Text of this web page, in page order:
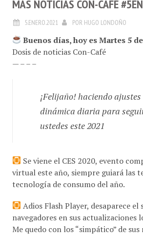
5.ENERO.2021 PORHUGO LONDOÑO
Buenos días, hoy es Martes 5 de
Dosis de noticias Con-Café
— – – –
dinámica diaria para
ustedes este 2021
virtual este año, siempre guiará las
tecnología de consumo del año.
navegadores en sus actualizaciones
Me quedo con los “simpático” de
extrañaré.